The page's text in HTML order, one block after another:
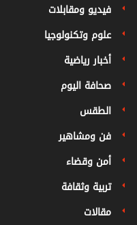
فيديو ومقابلات
علوم وتكنولوجيا
أخبار رياضية
صحافة اليوم
الطقس
فن ومشاهير
أمن وقضاء
تربية وثقافة
مقالات